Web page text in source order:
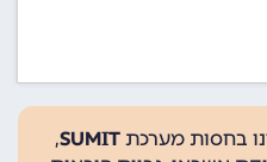
בחסות מערכת SUMIT
,